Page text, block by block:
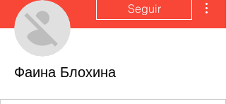
Seguir
Фаина Блохина